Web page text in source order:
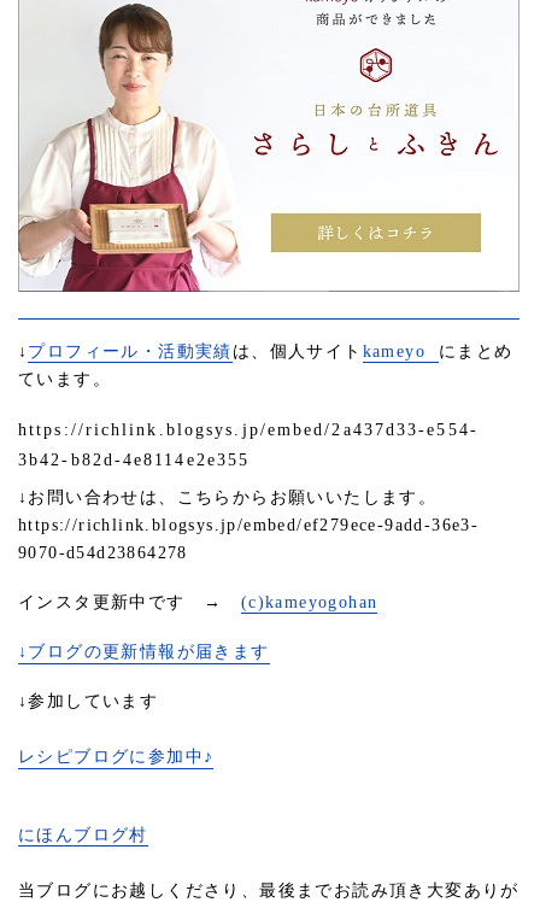
↓ プロフィール・活動実績 は、個人サイト kameyo にまとめ
ています。
https://richlink.blogsys.jp/embed/2a437d33-e554-
3b42-b82d-4e8114e2e355
↓お問い合わせは、こちらからお願いいたします。
https://richlink.blogsys.jp/embed/ef279ece-9add-36e3-
9070-d54d23864278
インスタ更新中です → (c)kameyogohan
↓ブログの更新情報が届きます
↓参加しています
レシピブログに参加中♪
にほんブログ村
当ブログにお越しくださり、最後までお読み頂き大変ありが